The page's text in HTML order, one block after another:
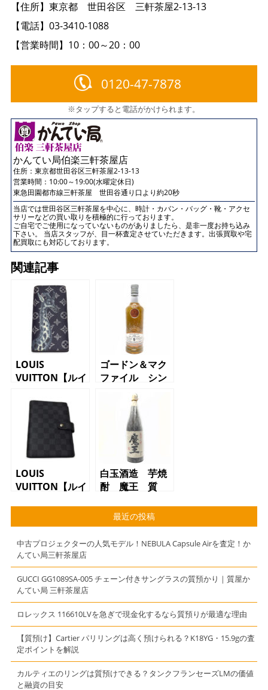
【住所】東京都 世田谷区 三軒茶屋2-13-13
【電話】03-3410-1088
【営業時間】10：00～20：00
0120-47-7878
※タップすると電話がかけられます。
かんてい局伯楽三軒茶屋店
住所： 東京都世田谷区三軒茶屋2-13-13
営業時間：10:00～19:00(水曜定休日)
東急田園都市線三軒茶屋 世田谷通り口より約20秒
当店では世田谷区三軒茶屋を中心に、時計・カバン・バッグ・靴・アクセ
サリーなどの買い取りを積極的に行っております。
ご自宅でご使用になっていないものがありましたら、是非一度お持ち込み
下さい。 当店スタッフが、目一杯査定させていただきます。出張買取や宅
配買取にも対応しております。
関連記事
LOUIS
VUITTON【ルイ
M66025 二つ
折り長財布 ポ
ルトフォイユブ
ラザ チャップ
マンブラザー
ズ メンズ
【質】【かんて
い局】【三軒茶
屋】【小田急線
ゴードン＆マク
ファイル シン
グルモルトスコ
ッチウイスキ
ー カリラ 13
年 質屋 かん
てい局 三軒茶
屋店（東急世田
谷線松原駅から
お越しのお客様
より買取させて
頂きました）
LOUIS
VUITTON【ルイ
グラフィット
【質】【かんて
い局】【三軒茶
屋店】【東急田
園都市線池尻大
橋のお客様より
買い取り】
白玉酒造 芋焼
酎 魔王 質
局 三軒茶屋店
（東急世田谷線
上町駅からお越
しのお客様より
買取させて頂き
ました）
最近の投稿
中古プロジェクターの人気モデル！NEBULA Capsule Airを査定！か
んてい局三軒茶屋店
GUCCI GG1089SA-005 チェーン付きサングラスの質預かり｜質屋か
んてい局 三軒茶屋店
ロレックス 116610LVを急ぎで現金化するなら質預りが最適な理由
【質預け】Cartier パリリングは高く預けられる？K18YG・15.9gの査
定ポイントを解説
カルティエのリングは質預けできる？タンクフランセーズLMの価値
と融資の目安